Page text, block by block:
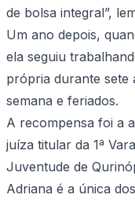
de bolsa integral”,
Um ano depois,
ela seguiu
própria durante sete
semana e feriados.
A recompensa foi a
juíza titular da 1ª
Juventude de
Adriana é a única